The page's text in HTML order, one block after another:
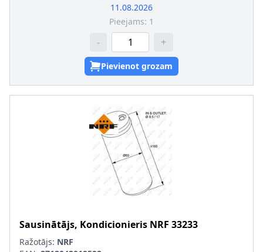
11.08.2026
Pieejams: 1
- +
Pievienot grozam
Sausinātājs, Kondicionieris NRF 33233
Ražotājs: NRF